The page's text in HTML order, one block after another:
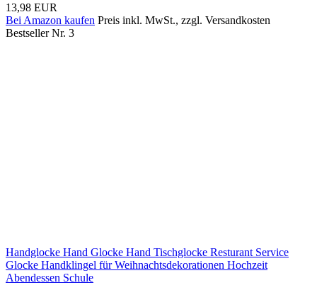
13,98 EUR
Bei Amazon kaufen Preis inkl. MwSt., zzgl. Versandkosten
Bestseller Nr. 3
Handglocke Hand Glocke Hand Tischglocke Resturant Service
Glocke Handklingel für Weihnachtsdekorationen Hochzeit
Abendessen Schule